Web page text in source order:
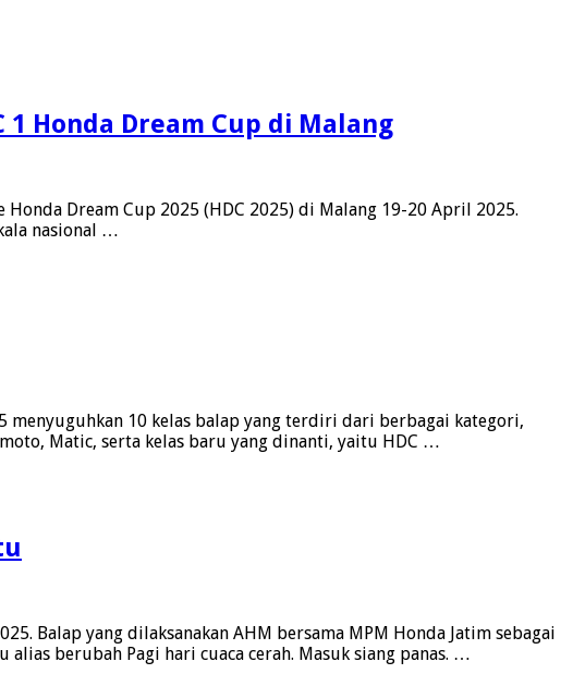
1 Honda Dream Cup di Malang
Honda Dream Cup 2025 (HDC 2025) di Malang 19-20 April 2025.
nasional …
menyuguhkan 10 kelas balap yang terdiri dari berbagai kategori,
Matic, serta kelas baru yang dinanti, yaitu HDC …
Balap yang dilaksanakan AHM bersama MPM Honda Jatim sebagai
berubah Pagi hari cuaca cerah. Masuk siang panas. …